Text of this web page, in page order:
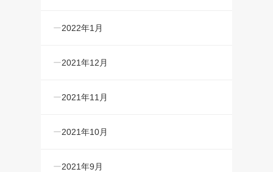
2022年1月
2021年12月
2021年11月
2021年10月
2021年9月